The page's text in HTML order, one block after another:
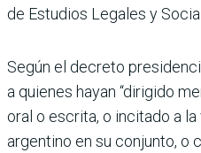
de Estudios Legales y
Según el decreto
a quienes hayan “dirigido
oral o escrita, o incitado a
argentino en su conjunto, o